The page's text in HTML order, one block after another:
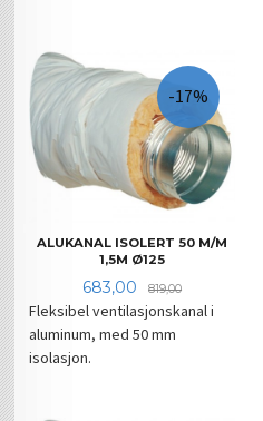
ALUKANAL ISOLERT 50 M/M
1,5M Ø125
Tilbud
683,00 819,00Rabatt
-17%
Fleksibel ventilasjonskanal i
aluminum, med 50 mm
isolasjon.